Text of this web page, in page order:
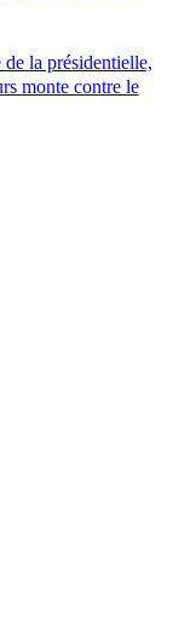
de la présidentielle,
monte contre le